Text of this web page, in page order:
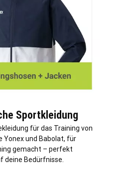
Sportkleidung
für das Training von
Yonex und Babolat, für
gemacht – perfekt
Bedürfnisse.